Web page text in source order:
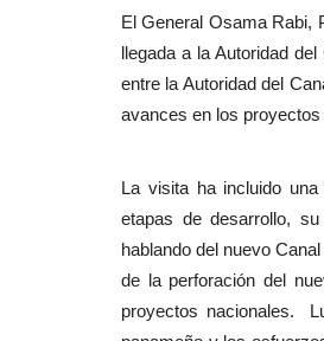
El General Osama Rabi,
llegada a la Autoridad
entre la Autoridad del
avances en los
La visita ha incluido
etapas de desarrollo,
hablando del nuevo
de la perforación del
proyectos nacionales.